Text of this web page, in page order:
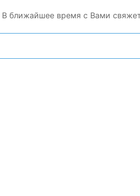
ближайшее время с Вами